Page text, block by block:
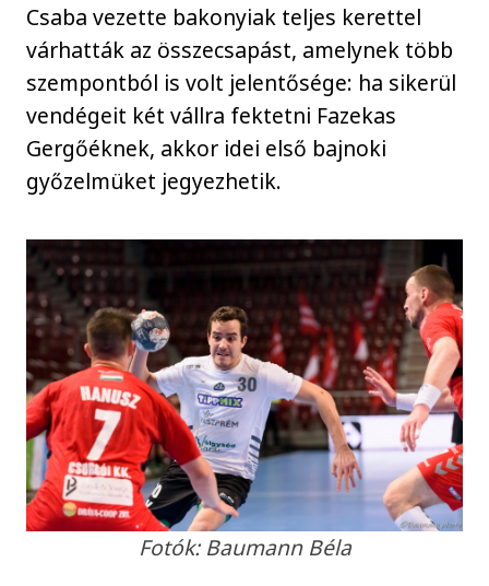
Csaba vezette bakonyiak teljes kerettel
várhatták az összecsapást, amelynek több
szempontból is volt jelentősége: ha sikerül
vendégeit két vállra fektetni Fazekas
Gergőéknek, akkor idei első bajnoki
győzelmüket jegyezhetik.
Fotók: Baumann Béla